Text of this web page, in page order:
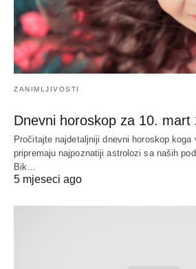
ZANIMLJIVOSTI
Dnevni horoskop za 10. mart
Pročitajte najdetaljniji dnevni horoskop koga
pripremaju najpoznatiji astrolozi sa naših
Bik…
5 mjeseci ago